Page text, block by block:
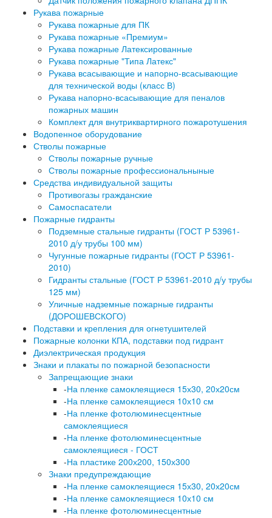
Рукава пожарные
Рукава пожарные для ПК
Рукава пожарные «Премиум»
Рукава пожарные Латексированные
Рукава пожарные "Типа Латекс"
Рукава всасывающие и напорно-всасывающие
для технической воды (класс В)
Рукава напорно-всасывающие для пеналов
пожарных машин
Комплект для внутриквартирного пожаротушения
Водопенное оборудование
Стволы пожарные
Стволы пожарные ручные
Стволы пожарные профессиональныные
Средства индивидуальной защиты
Противогазы гражданские
Самоспасатели
Пожарные гидранты
Подземные стальные гидранты (ГОСТ Р 53961-
2010 д/у трубы 100 мм)
Чугунные пожарные гидранты (ГОСТ Р 53961-
2010)
Гидранты стальные (ГОСТ Р 53961-2010 д/у трубы
125 мм)
Уличные надземные пожарные гидранты
(ДОРОШЕВСКОГО)
Подставки и крепления для огнетушителей
Пожарные колонки КПА, подставки под гидрант
Диэлектрическая продукция
Знаки и плакаты по пожарной безопасности
Запрещающие знаки
-На пленке самоклеящиеся 15х30, 20х20см
-На пленке самоклеящиеся 10х10 см
-На пленке фотолюминесцентные
самоклеящиеся
-На пленке фотолюминесцентные
самоклеящиеся - ГОСТ
-На пластике 200х200, 150х300
Знаки предупреждающие
-На пленке самоклеящиеся 15х30, 20х20см
-На пленке самоклеящиеся 10х10 см
-На пленке фотолюминесцентные